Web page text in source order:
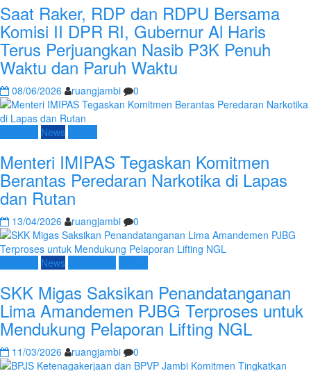
Saat Raker, RDP dan RDPU Bersama
Komisi II DPR RI, Gubernur Al Haris
Terus Perjuangkan Nasib P3K Penuh
Waktu dan Paruh Waktu
08/06/2026 ruangjambi 0
News
Menteri IMIPAS Tegaskan Komitmen
Berantas Peredaran Narkotika di Lapas
dan Rutan
13/04/2026 ruangjambi 0
News
SKK Migas Saksikan Penandatanganan
Lima Amandemen PJBG Terproses untuk
Mendukung Pelaporan Lifting NGL
11/03/2026 ruangjambi 0